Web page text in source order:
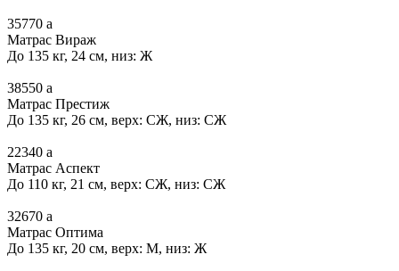
35770 a
Матрас Вираж
До 135 кг, 24 см, низ: Ж
38550 a
Матрас Престиж
До 135 кг, 26 см, верх: СЖ, низ: СЖ
22340 a
Матрас Аспект
До 110 кг, 21 см, верх: СЖ, низ: СЖ
32670 a
Матрас Оптима
До 135 кг, 20 см, верх: М, низ: Ж